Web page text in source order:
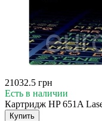
21032.5 грн
Есть в наличии
Картридж HP 651A
Купить